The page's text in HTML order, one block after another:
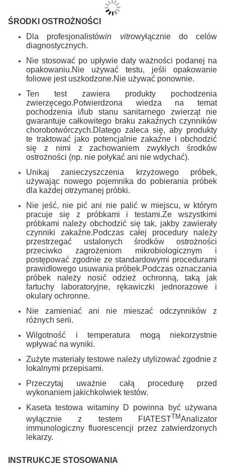
ŚRODKI OSTROŻNOŚCI
Dla profesjonalistówin vitrowyłącznie do celów
diagnostycznych.
Nie stosować po upływie daty ważności podanej na
opakowaniu.Nie używać testu, jeśli opakowanie
foliowe jest uszkodzone.Nie używać ponownie.
Ten test zawiera produkty pochodzenia
zwierzęcego.Potwierdzona wiedza na temat
pochodzenia i/lub stanu sanitarnego zwierząt nie
gwarantuje całkowitego braku zakaźnych czynników
chorobotwórczych.Dlatego zaleca się, aby produkty
te traktować jako potencjalnie zakaźne i obchodzić
się z nimi z zachowaniem zwykłych środków
ostrożności (np. nie połykać ani nie wdychać).
Unikaj zanieczyszczenia krzyżowego próbek,
używając nowego pojemnika do pobierania próbek
dla każdej otrzymanej próbki.
Nie jeść, nie pić ani nie palić w miejscu, w którym
pracuje się z próbkami i testami.Ze wszystkimi
próbkami należy obchodzić się tak, jakby zawierały
czynniki zakaźne.Podczas całej procedury należy
przestrzegać ustalonych środków ostrożności
przeciwko zagrożeniom mikrobiologicznym i
postępować zgodnie ze standardowymi procedurami
prawidłowego usuwania próbek.Podczas oznaczania
próbek należy nosić odzież ochronną, taką jak
fartuchy laboratoryjne, rękawiczki jednorazowe i
okulary ochronne.
Nie zamieniać ani nie mieszać odczynników z
różnych serii.
Wilgotność i temperatura mogą niekorzystnie
wpływać na wyniki.
Zużyte materiały testowe należy utylizować zgodnie z
lokalnymi przepisami.
Przeczytaj uważnie całą procedurę przed
wykonaniem jakichkolwiek testów.
Kaseta testowa witaminy D powinna być używana
wyłącznie z testem FIATESTTMAnalizator
immunologiczny fluorescencji przez zatwierdzonych
lekarzy.
INSTRUKCJE STOSOWANIA